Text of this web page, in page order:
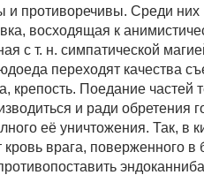
и противоречивы. Среди них
восходящая к
с т. н. симпатической
переходят качества
крепость. Поедание частей
и ради обретения
её уничтожения. Так, в
врага, поверженного в